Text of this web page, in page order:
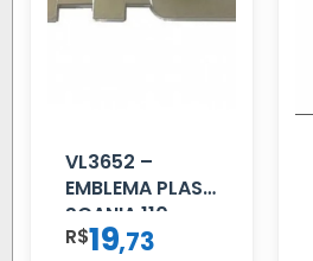
VL3652 –
EMBLEMA PLAST
SCANIA 110
CROMADO
R$19,73